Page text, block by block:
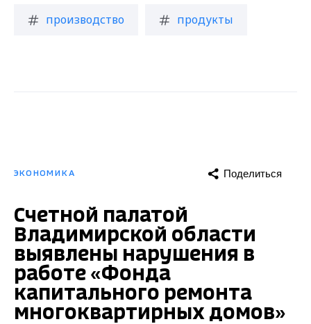
производство продукты
ЭКОНОМИКА Поделиться
Счетной палатой
Владимирской области
выявлены нарушения в
работе «Фонда
капитального ремонта
многоквартирных домов»